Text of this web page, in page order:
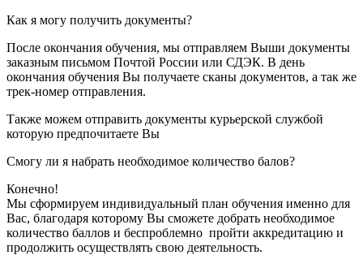
Как я могу получить документы?
После окончания обучения, мы отправляем Выши документы
заказным письмом Почтой России или СДЭК. В день
окончания обучения Вы получаете сканы документов, а так же
трек-номер отправления.
Также можем отправить документы курьерской службой
которую предпочитаете Вы
Смогу ли я набрать необходимое количество балов?
Конечно!
Мы сформируем индивидуальный план обучения именно для
Вас, благодаря которому Вы сможете добрать необходимое
количество баллов и беспроблемно пройти аккредитацию и
продолжить осуществлять свою деятельность.